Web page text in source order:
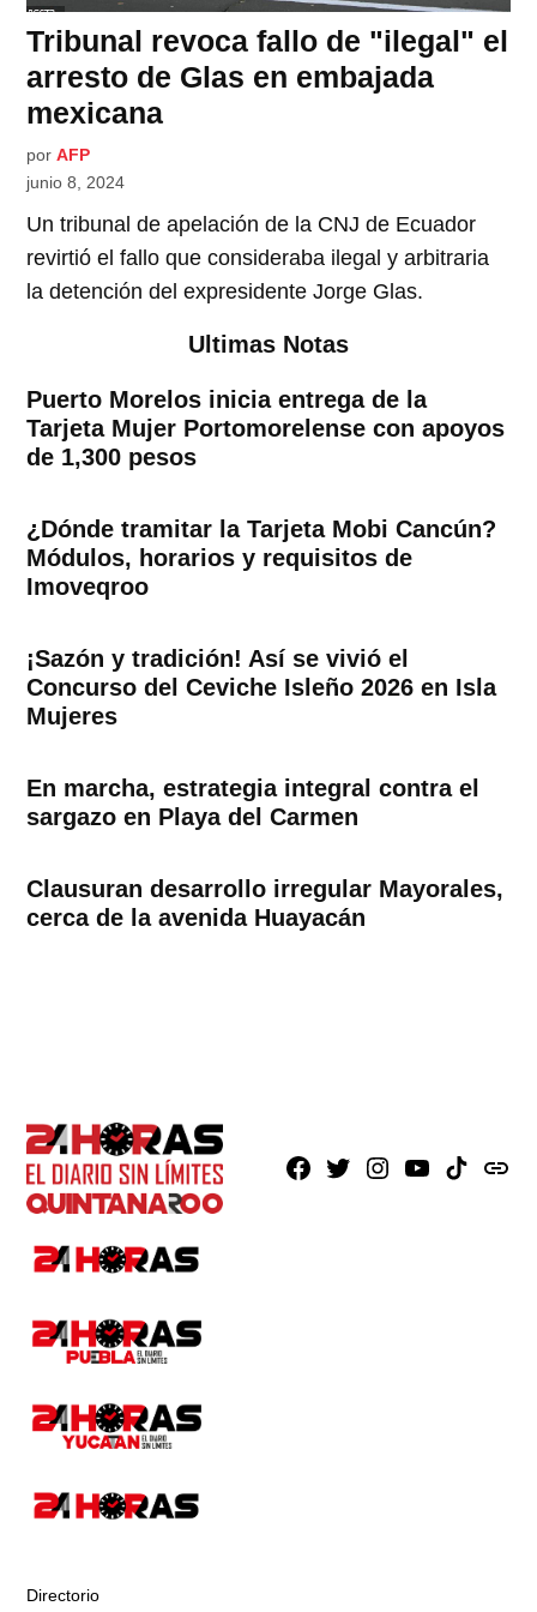
Tribunal revoca fallo de "ilegal" el
arresto de Glas en embajada
mexicana
por AFP
junio 8, 2024
Un tribunal de apelación de la CNJ de Ecuador
revirtió el fallo que consideraba ilegal y arbitraria
la detención del expresidente Jorge Glas.
Ultimas Notas
Puerto Morelos inicia entrega de la
Tarjeta Mujer Portomorelense con apoyos
de 1,300 pesos
¿Dónde tramitar la Tarjeta Mobi Cancún?
Módulos, horarios y requisitos de
Imoveqroo
¡Sazón y tradición! Así se vivió el
Concurso del Ceviche Isleño 2026 en Isla
Mujeres
En marcha, estrategia integral contra el
sargazo en Playa del Carmen
Clausuran desarrollo irregular Mayorales,
cerca de la avenida Huayacán
Facebook
X Instagram
YoutubeTikTokissuu
Directorio